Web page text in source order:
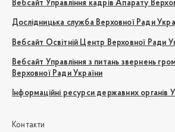
Вебсайт Управління кадрів Апарату
Дослідницька служба Верховної Ради
Вебсайт Освітній Центр Верховної Ради
Вебсайт Управління з питань звернень
Верховної Ради України
Інформаційні ресурси державних органів
Контакти